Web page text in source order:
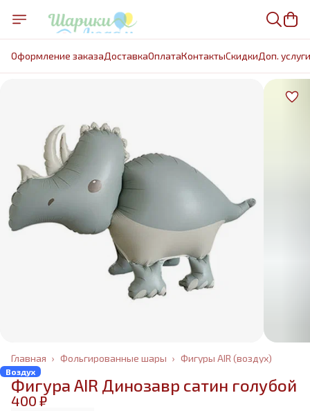
Оформление заказаДоставкаОплатаКонтактыCкидкиДоп. услуги
Фигуры AIR (воздух)
Фольгированные шары ›
Главная ›
Воздух
Фигура AIR Динозавр сатин голубой
400 ₽